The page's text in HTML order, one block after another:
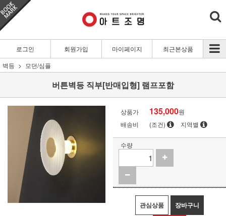
로그인 회원가입 마이페이지
최근본상품
벽등
모던/심플
버튼벽등 직부[반매입형] 램프포함
상품가 135,000원
배송비
(조건) 지역별
수량
관심상품 장바구니